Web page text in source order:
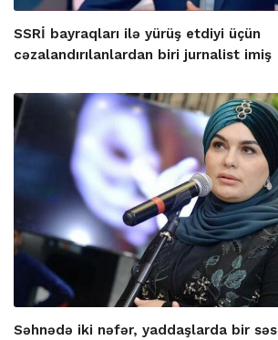
SSRİ bayraqları ilə yürüş etdiyi üçün
cəzalandırılanlardan biri jurnalist imiş
Səhnədə iki nəfər, yaddaşlarda bir səs